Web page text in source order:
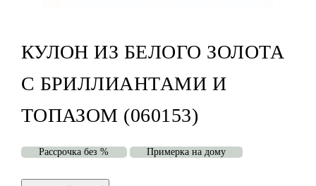
КУЛОН ИЗ БЕЛОГО ЗОЛОТА
С БРИЛЛИАНТАМИ И
ТОПАЗОМ (060153)
Рассрочка без % Примерка на дому